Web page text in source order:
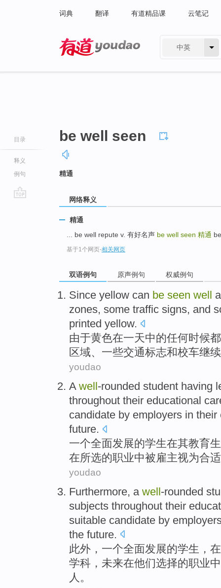
词典 翻译 有道精品课 云笔记
中英
目录
释义
例句
be well seen
精通
网络释义
精通
... be well repute v. 有好名声 be well seen 精通
基于1个网页-相关网页
双语例句 原声例句 权威例句
Since yellow can be seen well
zones, some traffic signs, and
printed yellow.
由于黄色在一天中的任何时候都
区域、 一些交通标志和校车继续
youdao
A well-rounded student having
throughout their educational
candidate by employers in their
future.
一个全面发展的学生在其教育
在所选的职业中被雇主视为合适
youdao
Furthermore, a well-rounded
subjects throughout their
suitable candidate by
the future.
此外 ， 一个全面发展的学生 ， 在
学科 ，未来在他们选择的职业
人 。